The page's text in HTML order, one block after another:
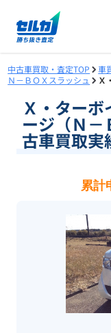
中古車買取・査定TOP 車
Ｎ－ＢＯＸスラッシュ
Ｘ
Ｘ・ター
ージ（Ｎ－
古車買取実
累計